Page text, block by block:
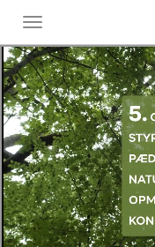
Toggle
menu